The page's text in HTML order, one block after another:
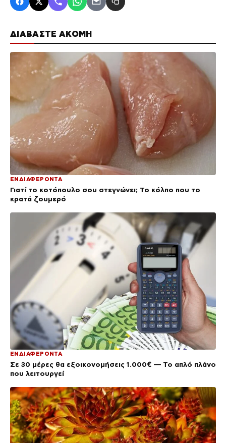
ΔΙΑΒΑΣΤΕ ΑΚΟΜΗ
ΕΝΔΙΑΦΕΡΟΝΤΑ
Γιατί το κοτόπουλο σου στεγνώνει; Το κόλπο που το
κρατά ζουμερό
ΕΝΔΙΑΦΕΡΟΝΤΑ
Σε 30 μέρες θα εξοικονομήσεις 1.000€ — Το απλό πλάνο
που λειτουργεί